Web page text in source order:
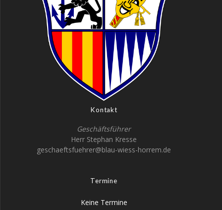
Kontakt
Geschäftsführer
Herr Stephan Kresse
geschaeftsfuehrer@blau-wiess-horrem.de
Termine
Keine Termine